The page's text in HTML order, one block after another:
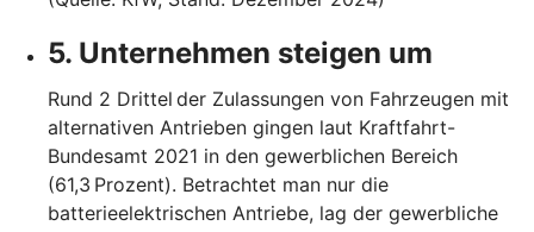
5. Unternehmen steigen um
Rund 2 Drittel der Zulassungen von Fahrzeugen mit
alternativen Antrieben gingen laut Kraftfahrt-
Bundesamt 2021 in den gewerblichen Bereich
(61,3 Prozent). Betrachtet man nur die
batterieelektrischen Antriebe, lag der gewerbliche